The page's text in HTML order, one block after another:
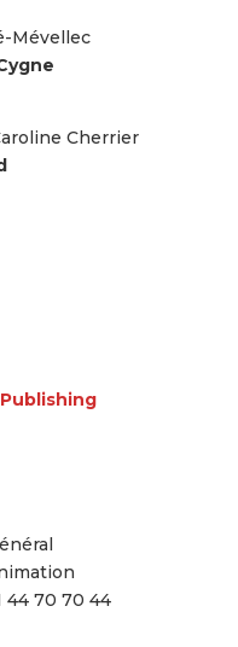
Mévellec
Cherrier
44 70 70 44